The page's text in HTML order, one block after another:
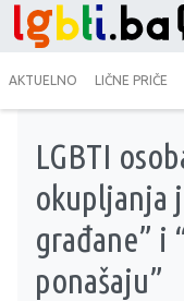
AKTUELNO LIČNE PRIČE
LGBTI
okupljanja
građane” i
ponašaju”